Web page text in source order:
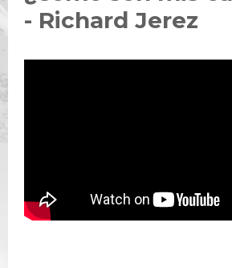
- Richard Jerez